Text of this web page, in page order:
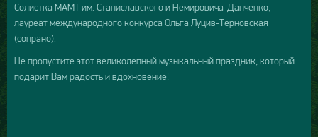
Солистка МАМТ им. Станиславского и Немировича-Данченко,
лауреат международного конкурса Ольга Луцив-Терновская
(сопрано).
Не пропустите этот великолепный музыкальный праздник, который
подарит Вам радость и вдохновение!